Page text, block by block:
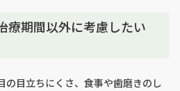
療期間以外に考慮したい
の目立ちにくさ、食事や歯磨きのし